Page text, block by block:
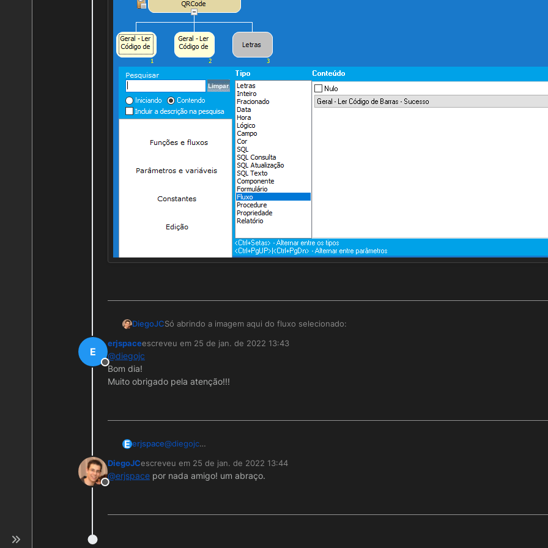
Um abraço.
DiegoJCSó abrindo a imagem aqui do fluxo selecionado:
E
Offline
erjspaceescreveu em 25 de jan. de 2022 13:43
última edição por
@diegojc
Bom dia!
Muito obrigado pela atenção!!!
Eerjspace@diegojc
Muito obrigado pela atenção!!!
Offline
DiegoJCescreveu em 25 de jan. de 2022 13:44
última edição por
@erjspace por nada amigo! um abraço.